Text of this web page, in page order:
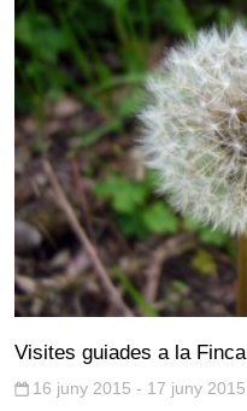
Visites guiades a la
16 juny 2015 - 17 juny 2015